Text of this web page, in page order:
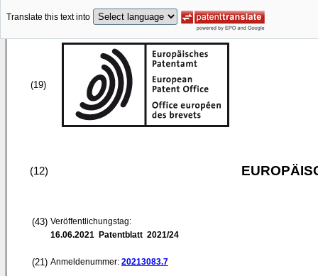
Translate this text into
(19)
(12)
(43) Veröffentlichungstag:
16.06.2021 Patentblatt 2021/24
(21) Anmeldenummer: 20213083.7